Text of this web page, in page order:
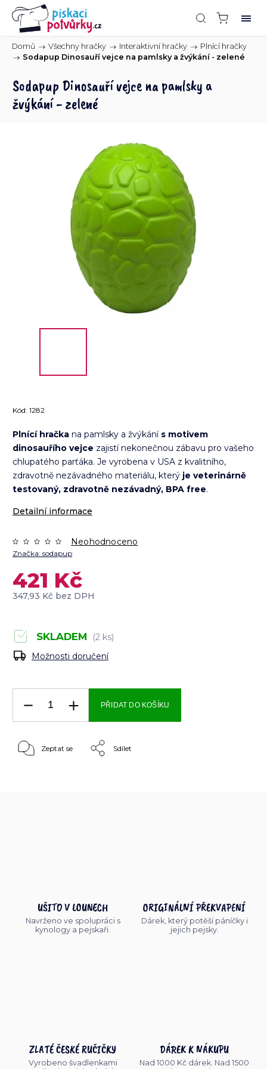
Domů / Všechny hračky / Interaktivní hračky /
Plnící hračky
/
Sodapup Dinosauří vejce na pamlsky a žvýkání - zelené
Sodapup Dinosauří vejce na pamlsky a
žvýkání - zelené
Kód: 1282
Plnící hračka na pamlsky a žvýkání s motivem
dinosauřího vejce zajistí nekonečnou zábavu pro vašeho
chlupatého parťáka. Je vyrobena v USA z kvalitního,
zdravotně nezávadného materiálu, který je veterinárně
testovaný, zdravotně nezávadný, BPA free.
Detailní informace
Značka: sodapup
Neohodnoceno
421 Kč
347,93 Kč bez DPH
SKLADEM
(2 ks)
Možnosti doručení
PŘIDAT DO KOŠÍKU
Zeptat se Sdílet
UŠITO V LOUNECH
Navrženo ve spolupráci s
kynology a pejskaři.
ORIGINÁLNÍ PŘEKVAPENÍ
Dárek, který potěší páníčky i
jejich pejsky.
ZLATÉ ČESKÉ RUČIČKY
Vyrobeno švadlenkami
DÁREK K NÁKUPU
Nad 1000 Kč dárek. Nad 1500